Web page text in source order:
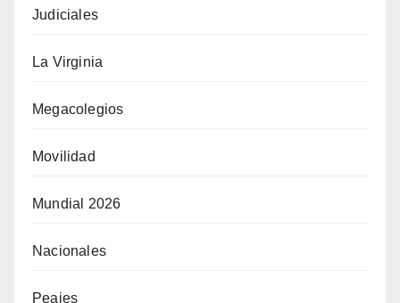
Judiciales
La Virginia
Megacolegios
Movilidad
Mundial 2026
Nacionales
Peajes